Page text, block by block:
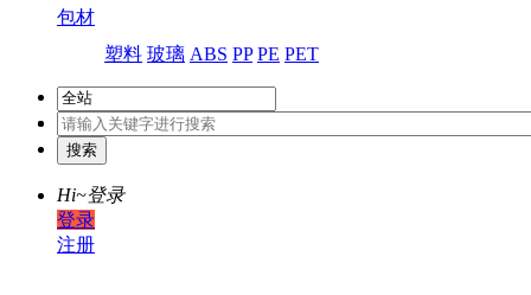
包材
塑料 玻璃 ABS PP PE PET
Hi~登录
登录
注册